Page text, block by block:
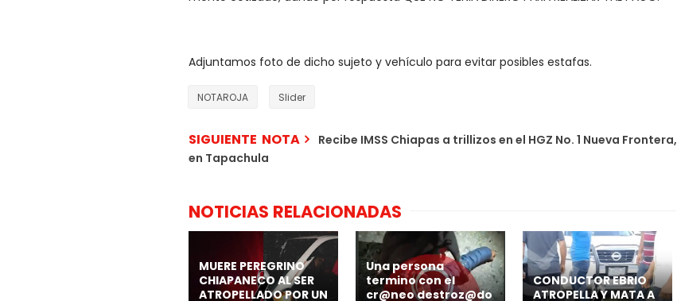
Adjuntamos foto de dicho sujeto y vehículo para evitar posibles estafas.
NOTAROJA Slider
SIGUIENTE NOTA
Recibe IMSS Chiapas a trillizos en el HGZ No. 1 Nueva Frontera,
en Tapachula
NOTICIAS RELACIONADAS
MUERE PEREGRINO
CHIAPANECO AL SER
ATROPELLADO POR UN
Una persona
termino con el
cr@neo destroz@do
CONDUCTOR EBRIO
ATROPELLA Y MATA A